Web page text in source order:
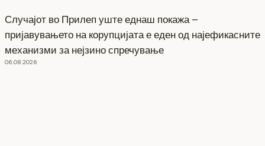
Случајот во Прилеп уште еднаш покажа –
пријавувањето на корупцијата е еден од најефикасните
механизми за нејзино спречување
06.08.2026